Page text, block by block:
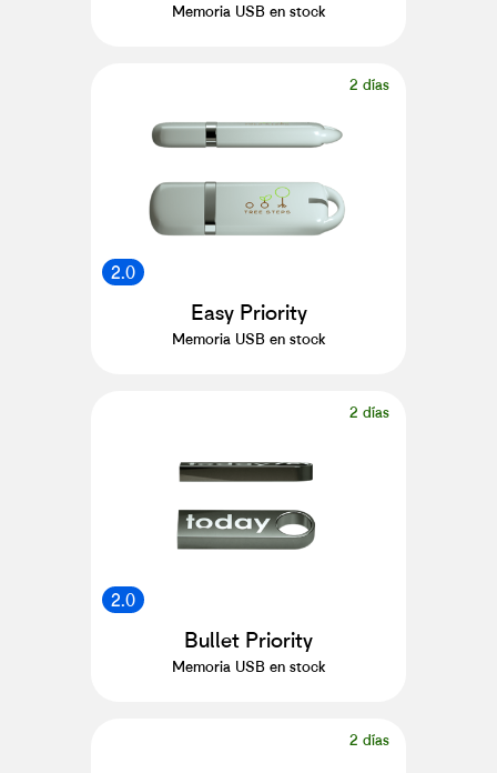
Memoria USB en stock
2 días
2.0
Easy Priority
Memoria USB en stock
2 días
2.0
Bullet Priority
Memoria USB en stock
2 días